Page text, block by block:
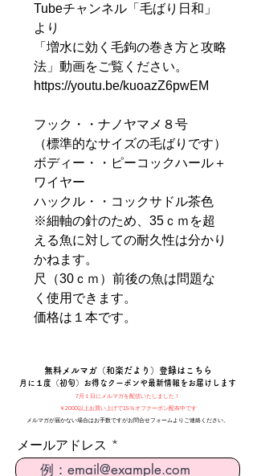
Tubeチャンネル「毛ばり日和」
より
「増水に効く毛鉤の巻き方と攻略
法」動画をご覧ください。
https://youtu.be/kuoazZ6pwEM
フック・・ナノヤマメ８号
（標準的なサイズの毛ばりです）
ボディー・・ピーコックハール＋
ワイヤー
ハックル・・コックサドル茶色
※細軸の針のため、35ｃｍを超
える魚に対しての耐久性は分かり
かねます。
尺（30ｃｍ）前後の魚は問題な
く使用できます。
価格は１本です。
​無料メルマガ（和楽だより）登録はこちら
月に１度（初旬）お得なクーポンや最新情報をお届けします
7月１日にメルマガを配信いたしました！
￥2000以上お買い上げで15％オフクーポン配布中です
メルマガが届かない場合はお手数ですがお問合せフォームよりご連絡ください。
メールアドレス